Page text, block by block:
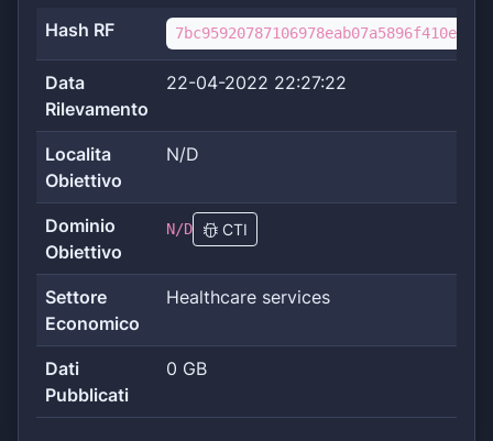
Hash RF
Data
Rilevamento
22-04-2022 22:27:22
Localita
Obiettivo
N/D
Dominio
Obiettivo
N/D CTI
Settore
Economico
Healthcare services
Dati
Pubblicati
0 GB